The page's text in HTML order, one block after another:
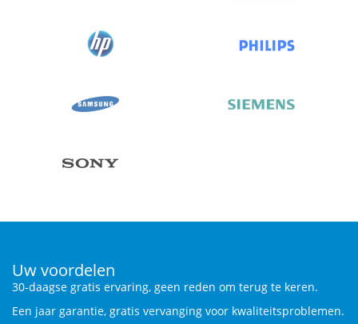
Uw voordelen
30-daagse gratis ervaring, geen reden om terug te keren.
Een jaar garantie, gratis vervanging voor kwaliteitsproblemen.